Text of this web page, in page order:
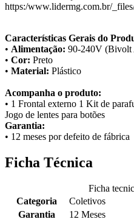
https:/www.lidermg.com.br/
Características Gerais do
• Alimentação: 90-240V (Bivolt
• Cor: Preto
• Material: Plástico
Acompanha o produto:
• 1 Frontal externo 1 Kit de
Jogo de lentes para botões
Garantia:
• 12 meses por defeito de fábrica
Ficha Técnica
Ficha
Categoria
Coletivos
Garantia
12 Meses